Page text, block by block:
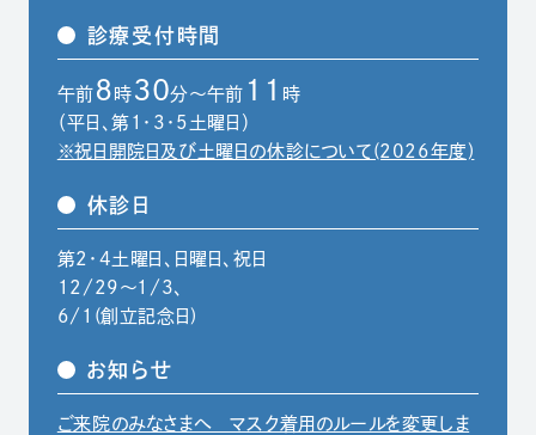
診療受付時間
午前 8 時 30分～午前 11
時
（平日、第1・3・5土曜日）
※祝日開院日及び土曜日の休診について(2026年度)
休診日
第2・4土曜日、日曜日、祝日
12/29〜1/3、
6/1(創立記念日)
お知らせ
ご来院のみなさまへ マスク着用のルールを変更しま